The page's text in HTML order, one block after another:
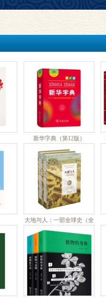
新华字典（第12版）
大地与人：一部全球史（全
二册）